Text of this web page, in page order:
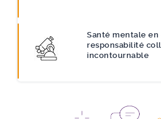
Santé mentale
responsabilité
incontournable